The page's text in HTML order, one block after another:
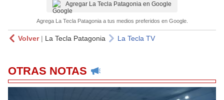
Agregar La Tecla Patagonia en Google
Agrega La Tecla Patagonia a tus medios preferidos en Google.
Volver| La Tecla Patagonia La Tecla TV
OTRAS NOTAS